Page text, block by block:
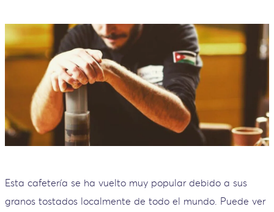
Esta cafetería se ha vuelto muy popular debido a sus
granos tostados localmente de todo el mundo. Puede ver